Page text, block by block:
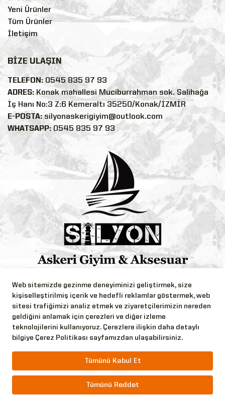
Web sitemizde gezinme deneyiminizi geliştirmek, size
kişiselleştirilmiş içerik ve hedefli reklamlar göstermek, web
sitesi trafiğimizi analiz etmek ve ziyaretçilerimizin nereden
geldiğini anlamak için çerezleri ve diğer izleme
teknolojilerini kullanıyoruz. Çerezlere ilişkin daha detaylı
bilgiye Çerez Politikası sayfamızdan ulaşabilirsiniz.
Tümünü Kabul Et
Tümünü Reddet
Yeni Ürünler
Tüm Ürünler
İletişim
BİZE ULAŞIN
TELEFON: 0545 835 97 93
ADRES:Konak mahallesi Muciburrahman sok. Salihağa
İş Hanı No:3 Z:6 Kemeraltı 35250/Konak/İZMİR
E-POSTA: silyonaskerigiyim@outlook.com
WHATSAPP: 0545 835 97 93
Bizi Takip Edin!
Copyright © 2026 Silyon Askeri Giyim Tüm Hakları
Saklıdır.